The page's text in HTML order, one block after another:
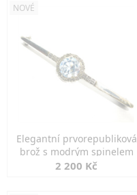
NOVÉ
Elegantní prvorepubliková
brož s modrým spinelem
2 200 Kč